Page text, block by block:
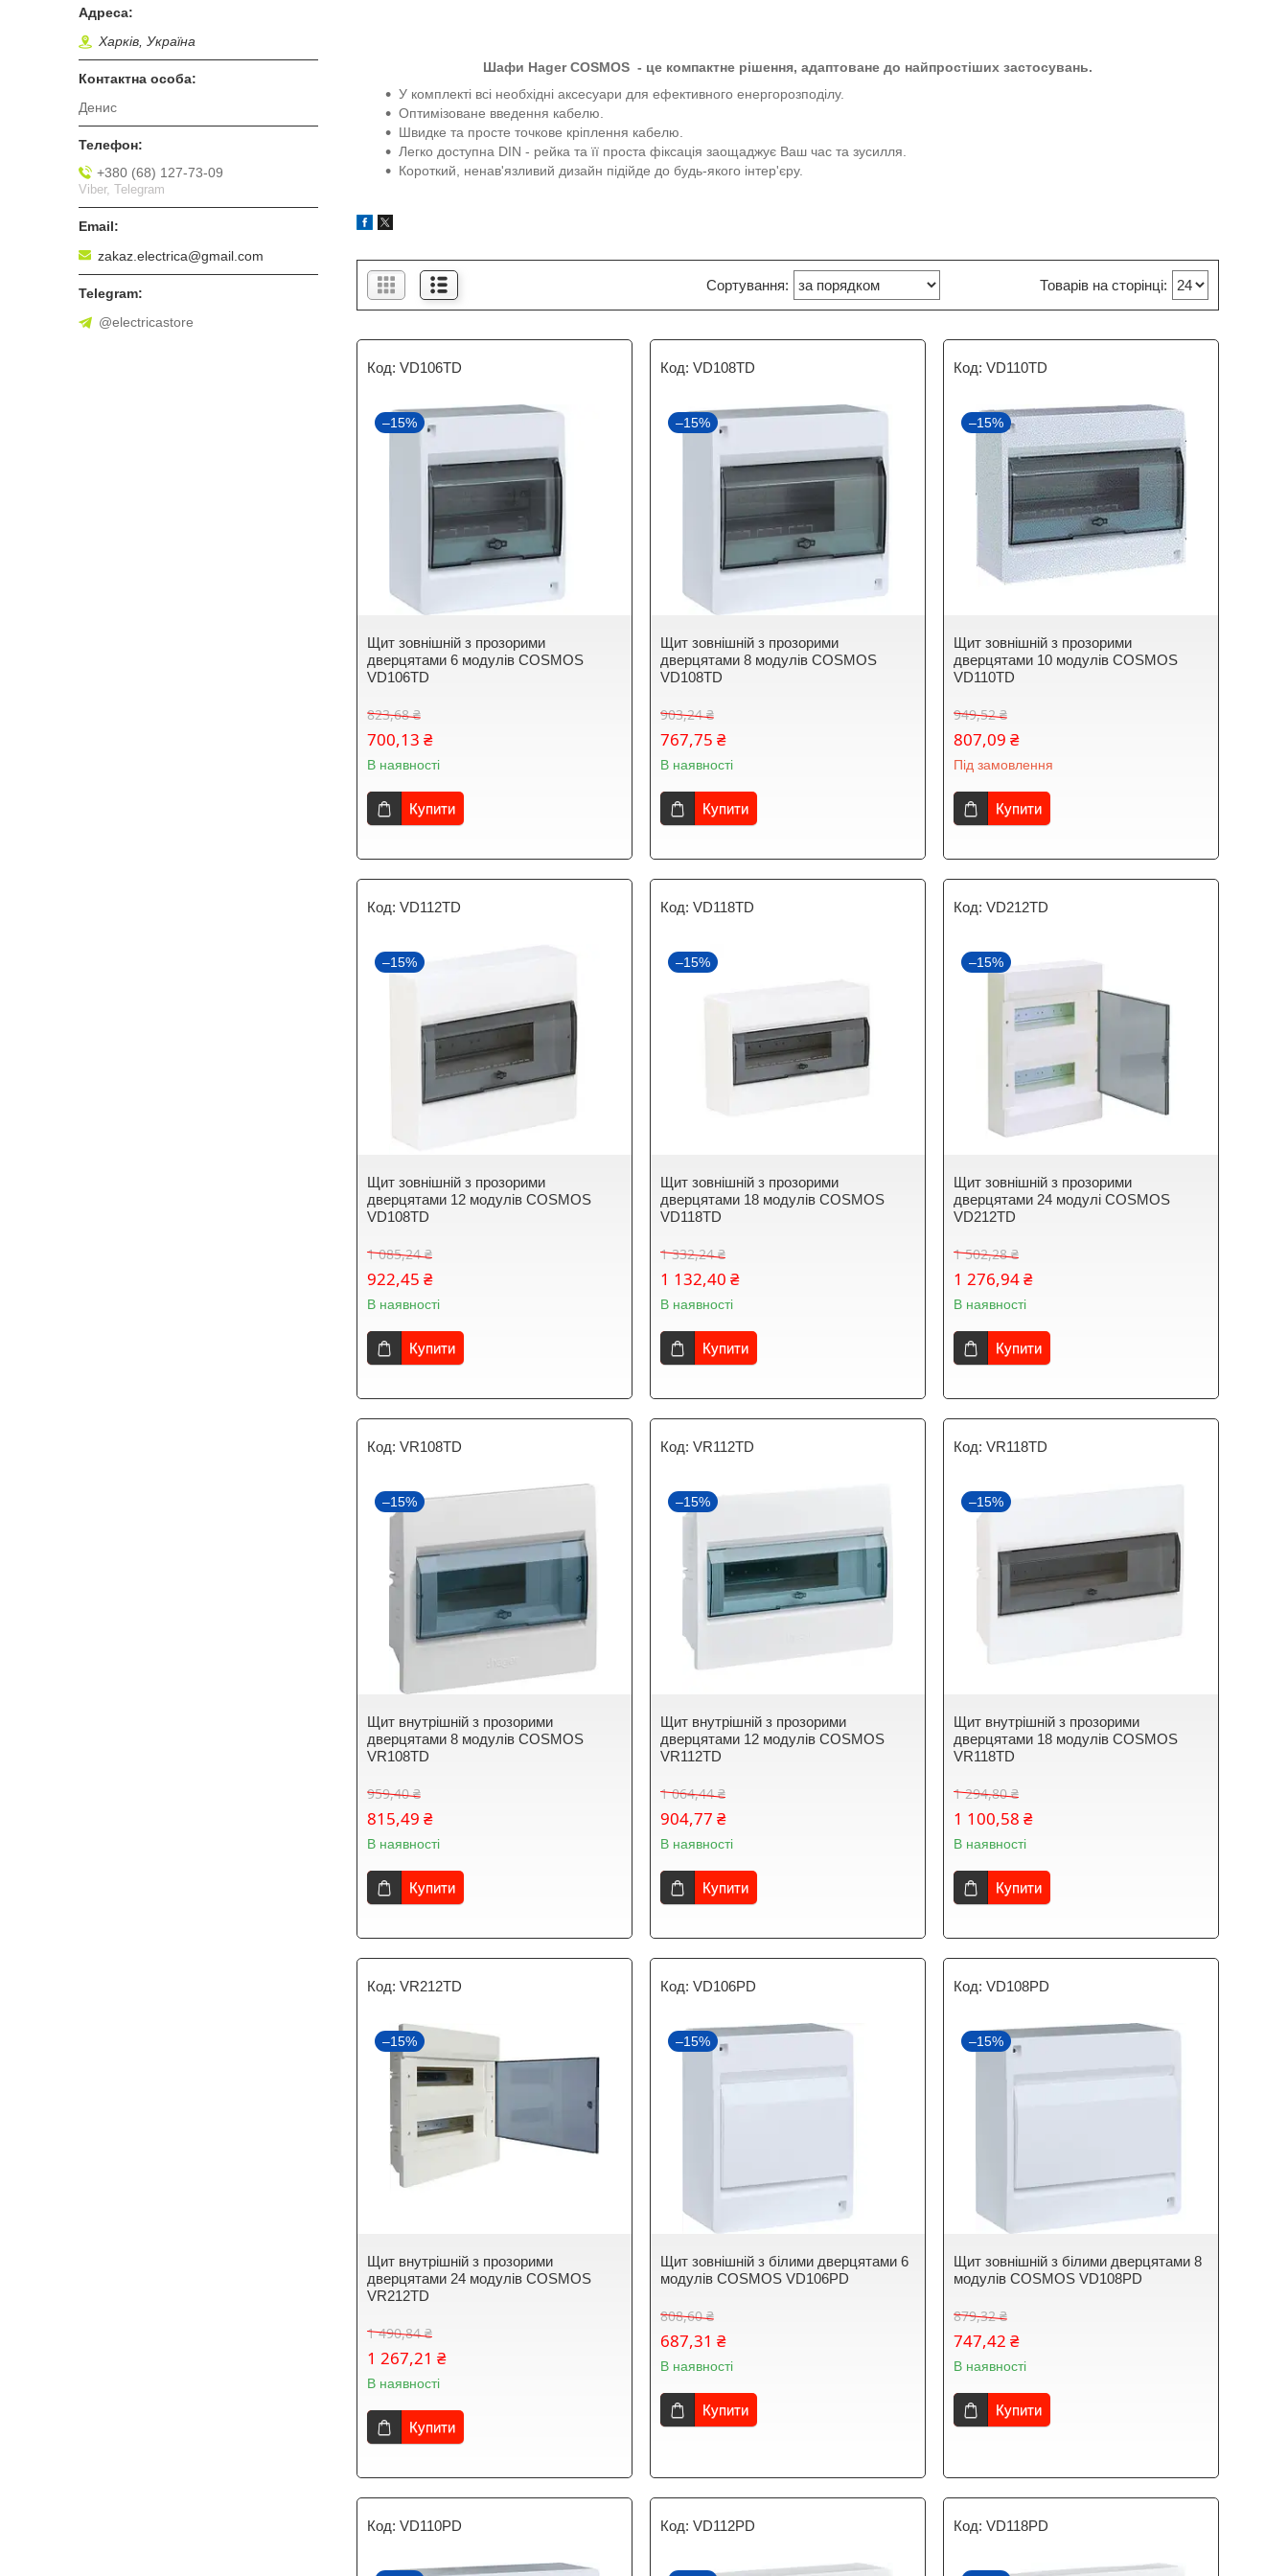
Шафи Hager COSMOS - це компактне рішення, адаптоване до найпростіших застосувань.
У комплекті всі необхідні аксесуари для ефективного енергорозподілу.
Оптимізоване введення кабелю.
Швидке та просте точкове кріплення кабелю.
Легко доступна DIN - рейка та її проста фіксація заощаджує Ваш час та зусилля.
Короткий, ненав'язливий дизайн підійде до будь-якого інтер'єру.
VD106TD
–15%
Щит зовнішній з прозорими
дверцятами 6 модулів COSMOS
VD106TD
823,68 ₴
700,13 ₴
В наявності
Купити
VD108TD
–15%
Щит зовнішній з прозорими
дверцятами 8 модулів COSMOS
VD108TD
903,24 ₴
767,75 ₴
В наявності
Купити
VD110TD
–15%
Щит зовнішній з прозорими
дверцятами 10 модулів COSMOS
VD110TD
949,52 ₴
807,09 ₴
Під замовлення
Купити
VD112TD
–15%
Щит зовнішній з прозорими
дверцятами 12 модулів COSMOS
VD108TD
1 085,24 ₴
922,45 ₴
В наявності
Купити
VD118TD
–15%
Щит зовнішній з прозорими
дверцятами 18 модулів COSMOS
VD118TD
1 332,24 ₴
1 132,40 ₴
В наявності
Купити
VD212TD
–15%
Щит зовнішній з прозорими
дверцятами 24 модулі COSMOS
VD212TD
1 502,28 ₴
1 276,94 ₴
В наявності
Купити
VR108TD
–15%
Щит внутрішній з прозорими
дверцятами 8 модулів COSMOS
VR108TD
959,40 ₴
815,49 ₴
В наявності
Купити
VR112TD
–15%
Щит внутрішній з прозорими
дверцятами 12 модулів COSMOS
VR112TD
1 064,44 ₴
904,77 ₴
В наявності
Купити
VR118TD
–15%
Щит внутрішній з прозорими
дверцятами 18 модулів COSMOS
VR118TD
1 294,80 ₴
1 100,58 ₴
В наявності
Купити
VR212TD
–15%
Щит внутрішній з прозорими
дверцятами 24 модулів COSMOS
VR212TD
1 490,84 ₴
1 267,21 ₴
В наявності
Купити
VD106PD
–15%
Щит зовнішній з білими дверцятами 6
модулів COSMOS VD106PD
808,60 ₴
687,31 ₴
В наявності
Купити
VD108PD
–15%
Щит зовнішній з білими дверцятами 8
модулів COSMOS VD108PD
879,32 ₴
747,42 ₴
В наявності
Купити
VD110PD VD112PD VD118PD
Харків, Україна
Денис
+380 (68) 127-73-09
Viber, Telegram
zakaz.electrica@gmail.com
@electricastore